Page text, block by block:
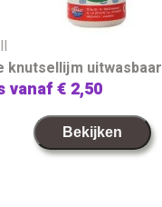
knutsellijm uitwasbaar
vanaf€ 2,50
Bekijken